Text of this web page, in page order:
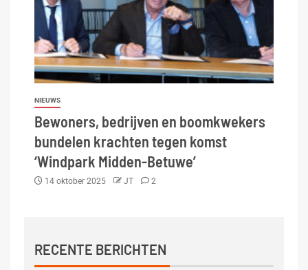
NIEUWS
Bewoners, bedrijven en boomkwekers
bundelen krachten tegen komst
‘Windpark Midden-Betuwe’
14 oktober 2025 JT 2
RECENTE BERICHTEN